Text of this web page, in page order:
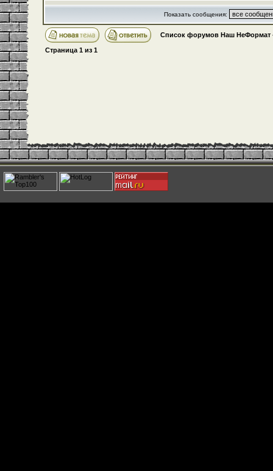
Показать сообщения:
Список форумов Наш НеФормат
Страница 1 из 1